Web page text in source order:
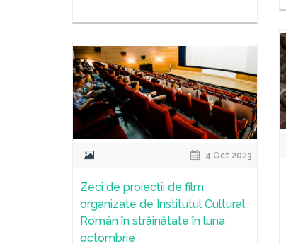
4 Oct 2023
Zeci de proiecții de film
organizate de Institutul Cultural
Român în străinătate în luna
octombrie